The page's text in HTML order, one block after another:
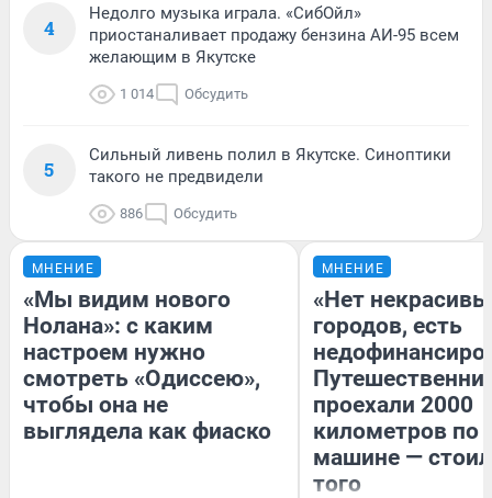
4
Недолго музыка играла. «СибОйл»
приостаналивает продажу бензина АИ-95 всем
желающим в Якутске
1 014 Обсудить
5
Сильный ливень полил в Якутске. Синоптики
такого не предвидели
886 Обсудить
МНЕНИЕ
«Мы видим нового
Нолана»: с каким
настроем нужно
смотреть «Одиссею»,
чтобы она не
выглядела как фиаско
МНЕНИЕ
«Нет
городов, есть
проехали 2000
километров по
машине —
того